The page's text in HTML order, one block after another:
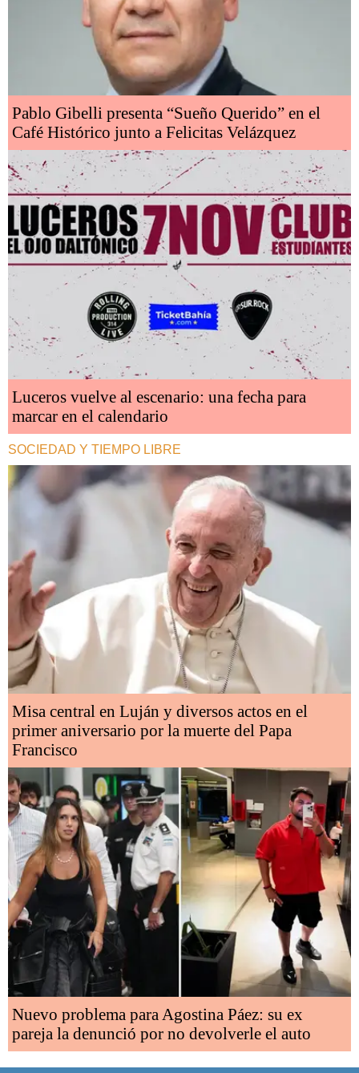
Pablo Gibelli presenta “Sueño Querido” en el
Café Histórico junto a Felicitas Velázquez
Luceros vuelve al escenario: una fecha para
marcar en el calendario
SOCIEDAD Y TIEMPO LIBRE
Misa central en Luján y diversos actos en el
primer aniversario por la muerte del Papa
Francisco
Nuevo problema para Agostina Páez: su ex
pareja la denunció por no devolverle el auto